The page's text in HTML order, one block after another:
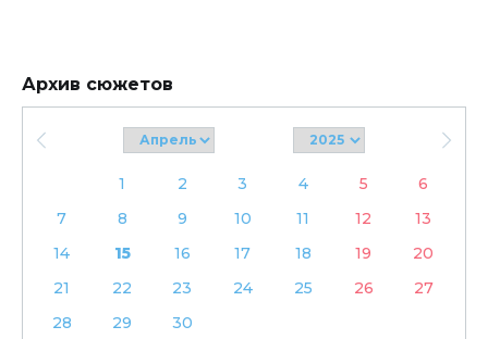
Архив сюжетов
1 2 3 4 5
6
7
8 9 10 11 12
13
14
15 16 17 18 19
20
21
22 23 24 25 26
27
28
29 30